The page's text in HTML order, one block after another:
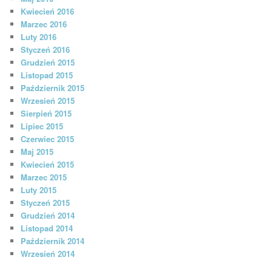
Kwiecień 2016
Marzec 2016
Luty 2016
Styczeń 2016
Grudzień 2015
Listopad 2015
Październik 2015
Wrzesień 2015
Sierpień 2015
Lipiec 2015
Czerwiec 2015
Maj 2015
Kwiecień 2015
Marzec 2015
Luty 2015
Styczeń 2015
Grudzień 2014
Listopad 2014
Październik 2014
Wrzesień 2014